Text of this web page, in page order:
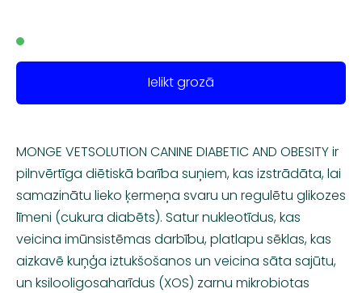
Ielikt grozā
MONGE VETSOLUTION CANINE DIABETIC AND OBESITY ir
pilnvērtīga diētiskā barība suņiem, kas izstrādāta, lai
samazinātu lieko ķermeņa svaru un regulētu glikozes
līmeni (cukura diabēts). Satur nukleotīdus, kas
veicina imūnsistēmas darbību, platlapu sēklas, kas
aizkavē kuņģa iztukšošanos un veicina sāta sajūtu,
un ksilooligosaharīdus (XOS) zarnu mikrobiotas